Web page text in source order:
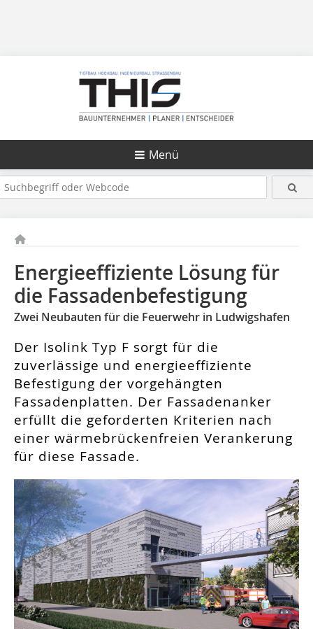
Menü
Energieeffiziente Lösung für
die Fassadenbefestigung
Zwei Neubauten für die Feuerwehr in Ludwigshafen
Der Isolink Typ F sorgt für die
zuverlässige und energieeffiziente
Befestigung der vorgehängten
Fassadenplatten. Der Fassadenanker
erfüllt die geforderten Kriterien nach
einer wärmebrückenfreien Verankerung
für diese Fassade.